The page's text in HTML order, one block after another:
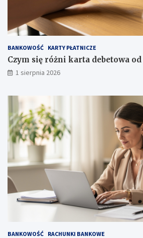
BANKOWOŚĆ KARTY PŁATNICZE
Czym się różni karta debetowa
1 sierpnia 2026
BANKOWOŚĆ RACHUNKI BANKOWE